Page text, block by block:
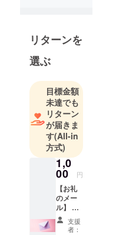
す。
リターンを
選ぶ
目標金額
未達でも
リターン
が届きま
す(All-in
方式)
1,0
00 円
【お礼
のメー
ル】 私
もバレ
エ大好
支援
者：